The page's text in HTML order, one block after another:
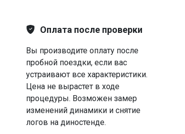
Оплата после проверки
Вы производите оплату после
пробной поездки, если вас
устраивают все характеристики.
Цена не вырастет в ходе
процедуры. Возможен замер
изменений динамики и снятие
логов на диностенде.